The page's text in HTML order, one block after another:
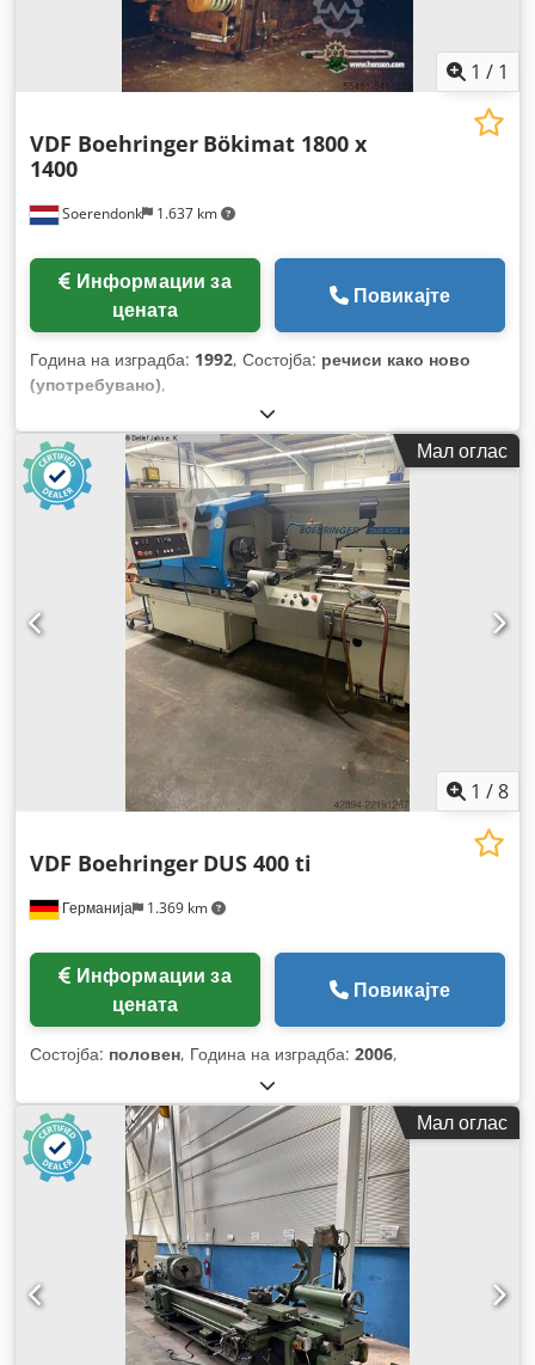
1 / 1
Soerendonk 1.637 km
VDF Boehringer Bökimat 1800 x
1400
цената
Повикајте
Година на изградба: 1992, Состојба: речиси како ново
(употребувано),
Мал оглас
1 /8
Германија 1.369 km
VDF Boehringer DUS 400 ti
цената
Повикајте
Состојба: половен, Година на изградба: 2006,
Мал оглас